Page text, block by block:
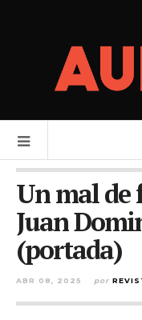
Un mal de
Juan
(portada)
ABR 08, 2025 por